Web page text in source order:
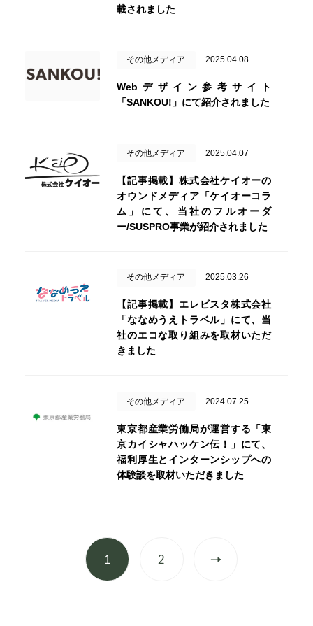
載されました
その他メディア 2025.04.08
Webデザイン参考サイト
「SANKOU!」にて紹介されました
その他メディア 2025.04.07
【記事掲載】株式会社ケイオーの
オウンドメディア「ケイオーコラ
ム」にて、当社のフルオーダ
ー/SUSPRO事業が紹介されました
その他メディア 2025.03.26
【記事掲載】エレビスタ株式会社
「ななめうえトラベル」にて、当
社のエコな取り組みを取材いただ
きました
その他メディア 2024.07.25
東京都産業労働局が運営する「東
京カイシャハッケン伝！」にて、
福利厚生とインターンシップへの
体験談を取材いただきました
1 2